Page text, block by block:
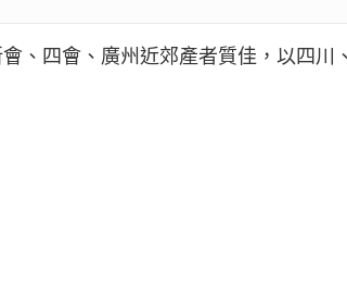
、四會、廣州近郊產者質佳，以四川